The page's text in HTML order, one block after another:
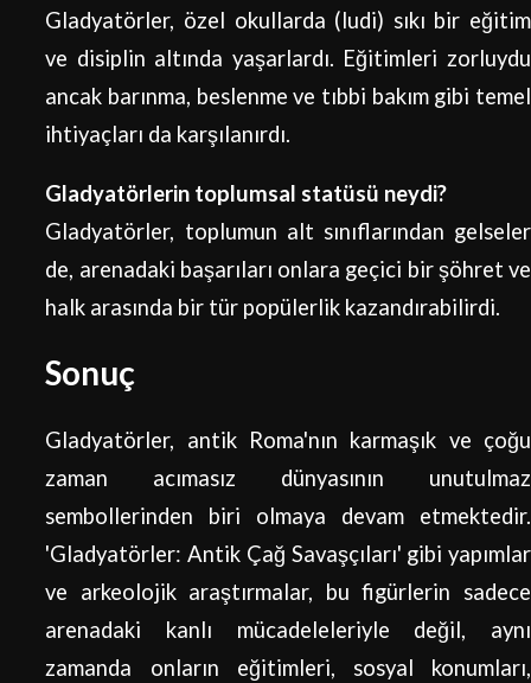
Gladyatörler, özel okullarda (ludi) sıkı bir eğitim
ve disiplin altında yaşarlardı. Eğitimleri zorluydu
ancak barınma, beslenme ve tıbbi bakım gibi temel
ihtiyaçları da karşılanırdı.
Gladyatörlerin toplumsal statüsü neydi?
Gladyatörler, toplumun alt sınıflarından gelseler
de, arenadaki başarıları onlara geçici bir şöhret ve
halk arasında bir tür popülerlik kazandırabilirdi.
Sonuç
Gladyatörler, antik Roma'nın karmaşık ve çoğu
zaman acımasız dünyasının unutulmaz
sembollerinden biri olmaya devam etmektedir.
'Gladyatörler: Antik Çağ Savaşçıları' gibi yapımlar
ve arkeolojik araştırmalar, bu figürlerin sadece
arenadaki kanlı mücadeleleriyle değil, aynı
zamanda onların eğitimleri, sosyal konumları,